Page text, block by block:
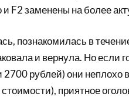
F2 заменены на более
познакомилась в
и вернула. Но если
рублей) они неплохо
приятное